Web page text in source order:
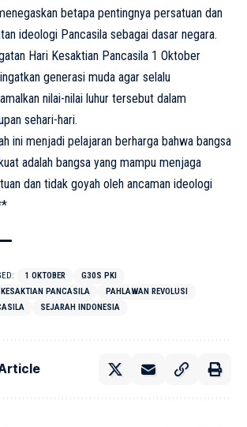
betapa pentingnya persatuan dan
ideologi Pancasila sebagai dasar negara.
Hari Kesaktian Pancasila 1 Oktober
generasi muda agar selalu
nilai-nilai luhur tersebut dalam
sehari-hari.
ini menjadi pelajaran berharga bahwa bangsa
adalah bangsa yang mampu menjaga
dan tidak goyah oleh ancaman ideologi
1 OKTOBER
G30S PKI
PANCASILA
PAHLAWAN REVOLUSI
SEJARAH INDONESIA